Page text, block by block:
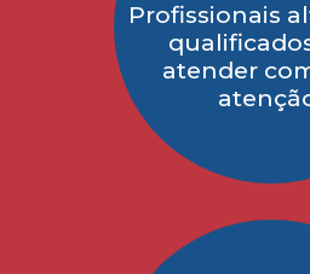
Profissionais
atender